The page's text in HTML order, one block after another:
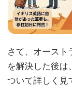
さて、オースト
を解決した後は
ついて詳しく見